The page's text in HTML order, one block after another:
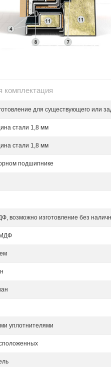
комплектация
для существующего или
стали 1,8 мм
стали 1,8 мм
подшипнике
возможно изготовление без
МДФ
уплотнителями